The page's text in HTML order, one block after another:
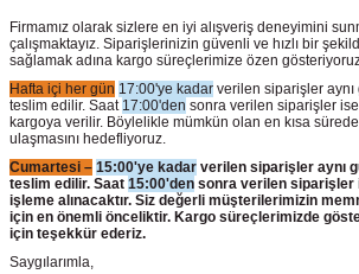
Firmamız olarak sizlere en iyi alışveriş deneyimini
çalışmaktayız. Siparişlerinizin güvenli ve hızlı bir
sağlamak adına kargo süreçlerimize özen
Hafta içi her gün 17:00'ye kadar verilen siparişler
teslim edilir. Saat 17:00'den sonra verilen siparişler
kargoya verilir. Böylelikle mümkün olan en kısa
ulaşmasını hedefliyoruz.
Cumartesi – 15:00'ye kadar verilen siparişler aynı
teslim edilir. Saat 15:00'den sonra verilen siparişler
işleme alınacaktır. Siz değerli müşterilerimizin
için en önemli önceliktir. Kargo süreçlerimizde
için teşekkür ederiz.
Saygılarımla,